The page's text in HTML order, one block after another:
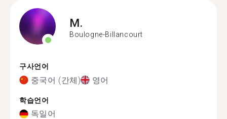
M.
Boulogne-Billancourt
구사언어
중국어 (간체) 영어
학습언어
독일어